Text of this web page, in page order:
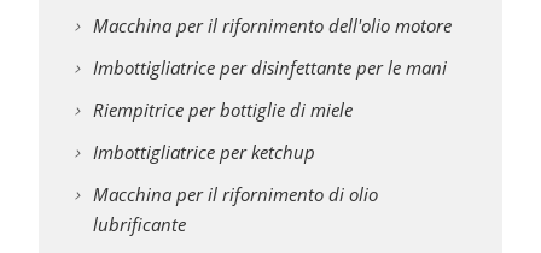
Macchina per il rifornimento dell'olio motore
Imbottigliatrice per disinfettante per le mani
Riempitrice per bottiglie di miele
Imbottigliatrice per ketchup
Macchina per il rifornimento di olio
lubrificante